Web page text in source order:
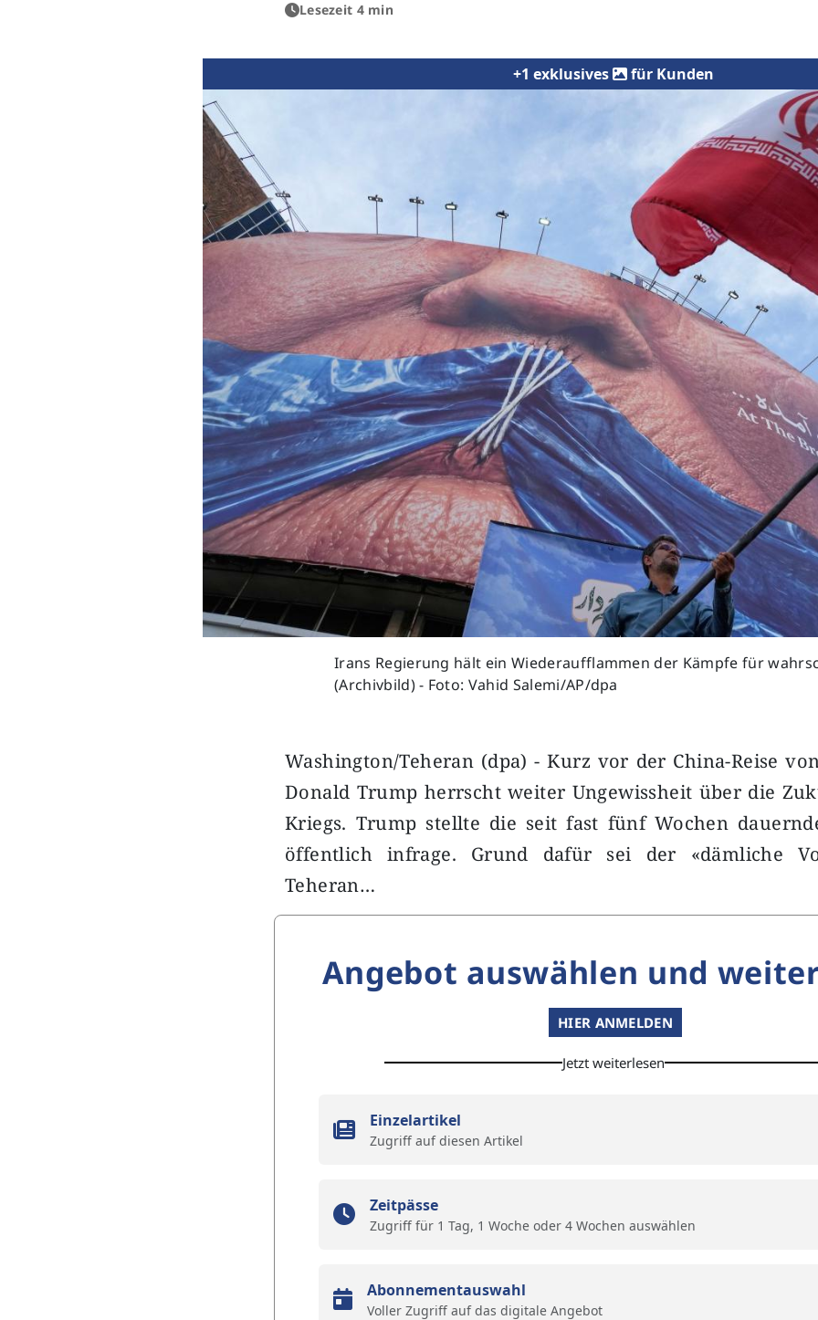
Lesezeit 4 min
+1 exklusives für Kunden
Irans Regierung hält ein Wiederaufflammen der Kämpfe für
(Archivbild) - Foto: Vahid Salemi/AP/dpa
Previous
Washington/Teheran (dpa) - Kurz vor der China-Reise
Donald Trump herrscht weiter Ungewissheit über die
Kriegs. Trump stellte die seit fast fünf Wochen
öffentlich infrage. Grund dafür sei der «dämliche
Teheran…
Angebot auswählen und
HIER ANMELDEN
Jetzt weiterlesen
Einzelartikel
Zugriff auf diesen Artikel
Zeitpässe
Zugriff für 1 Tag, 1 Woche oder 4 Wochen auswählen
Abonnementauswahl
Voller Zugriff auf das digitale Angebot